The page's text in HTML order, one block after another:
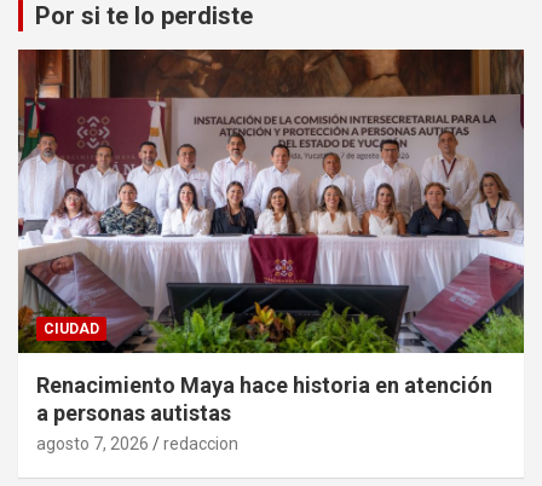
Por si te lo perdiste
CIUDAD
Renacimiento Maya hace historia en atención
a personas autistas
agosto 7, 2026 redaccion